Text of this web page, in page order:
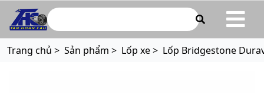
ototanhoancau.com
Trang chủ > Sản phẩm > Lốp xe > Lốp Bridgestone